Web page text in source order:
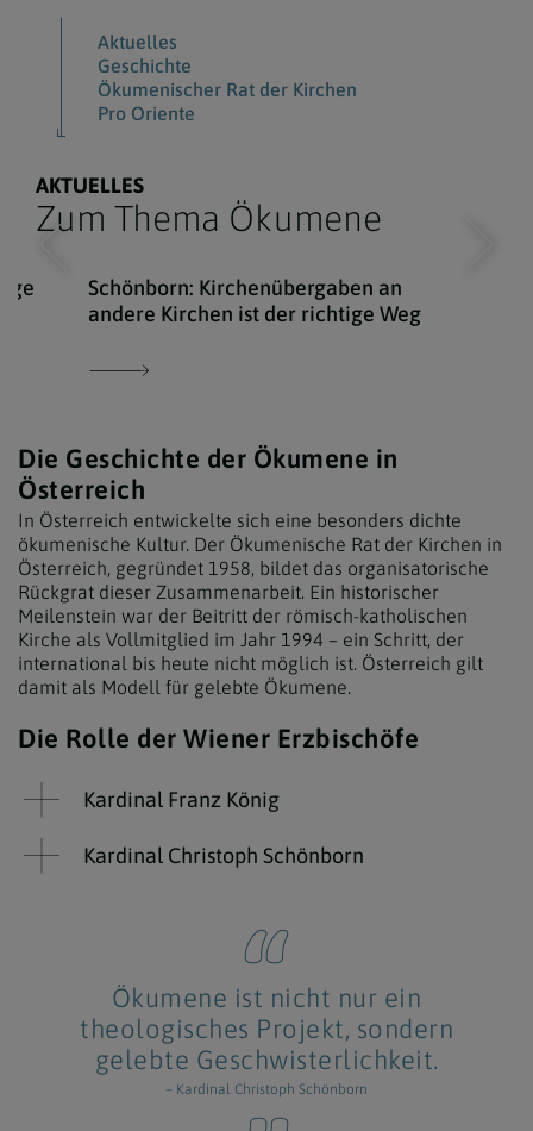
Aktuelles
Geschichte
Ökumenischer Rat der Kirchen
Pro Oriente
AKTUELLES
Zum Thema Ökumene
Schönborn: Kirchenübergaben an
andere Kirchen ist der richtige Weg
Die Geschichte der Ökumene in
Österreich
In Österreich entwickelte sich eine besonders dichte
ökumenische Kultur. Der Ökumenische Rat der Kirchen in
Österreich, gegründet 1958, bildet das organisatorische
Rückgrat dieser Zusammenarbeit. Ein historischer
Meilenstein war der Beitritt der römisch-katholischen
Kirche als Vollmitglied im Jahr 1994 – ein Schritt, der
international bis heute nicht möglich ist. Österreich gilt
damit als Modell für gelebte Ökumene.
Die Rolle der Wiener Erzbischöfe
Kardinal Franz König
Kardinal Christoph Schönborn
Ökumene ist nicht nur ein
theologisches Projekt, sondern
gelebte Geschwisterlichkeit.
– Kardinal Christoph Schönborn